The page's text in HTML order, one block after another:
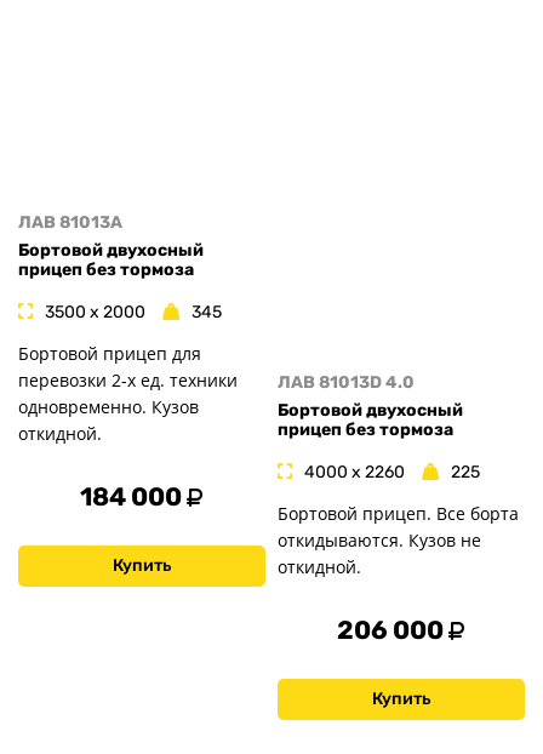
ЛАВ 81013A
Бортовой двухосный
прицеп без тормоза
3500 x 2000 345
Бортовой прицеп для
перевозки 2-х ед. техники
одновременно. Кузов
откидной.
184 000
Купить
ЛАВ 81013D 4.0
Бортовой двухосный
прицеп без тормоза
4000 x 2260 225
Бортовой прицеп. Все борта
откидываются. Кузов не
откидной.
206 000
Купить